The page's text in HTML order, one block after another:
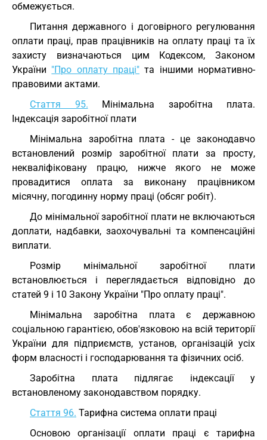
обмежується.
Питання державного і договірного регулювання
оплати праці, прав працівників на оплату праці та їх
захисту визначаються цим Кодексом, Законом
України "Про оплату праці" та іншими нормативно-
правовими актами.
Стаття 95. Мінімальна заробітна плата.
Індексація заробітної плати
Мінімальна заробітна плата - це законодавчо
встановлений розмір заробітної плати за просту,
некваліфіковану працю, нижче якого не може
провадитися оплата за виконану працівником
місячну, погодинну норму праці (обсяг робіт).
До мінімальної заробітної плати не включаються
доплати, надбавки, заохочувальні та компенсаційні
виплати.
Розмір мінімальної заробітної плати
встановлюється і переглядається відповідно до
статей 9 і 10 Закону України "Про оплату праці".
Мінімальна заробітна плата є державною
соціальною гарантією, обов'язковою на всій території
України для підприємств, установ, організацій усіх
форм власності і господарювання та фізичних осіб.
Заробітна плата підлягає індексації у
встановленому законодавством порядку.
Стаття 96. Тарифна система оплати праці
Основою організації оплати праці є тарифна